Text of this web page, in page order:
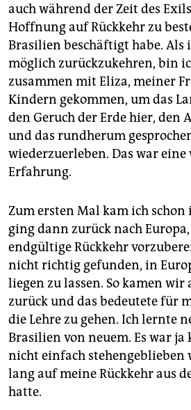
auch während der Zeit des
Hoffnung auf Rückkehr zu
Brasilien beschäftigt habe. Als
möglich zurückzukehren, bin
zusammen mit Eliza, meiner
Kindern gekommen, um das
den Geruch der Erde hier, den
und das rundherum
wiederzuerleben. Das war
Erfahrung.
Zum ersten Mal kam ich schon
ging dann zurück nach
endgültige Rückkehr
nicht richtig gefunden, in
liegen zu lassen. So kamen wir
zurück und das bedeutete für
die Lehre zu gehen. Ich lernte
Brasilien von neuem. Es war ja
nicht einfach stehengeblieben
lang auf meine Rückkehr aus
hatte.